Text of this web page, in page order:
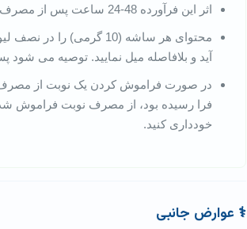
اثر این فرآورده 48-24 ساعت پس از مصرف رخ می دهد.
آید و بلافاصله میل نمایید. توصیه می
در صورت فراموش کردن یک نوبت از مصرف
فرا رسیده بود، از مصرف نوبت فراموش
خودداری کنید.
⚕️ عوارض جانبی